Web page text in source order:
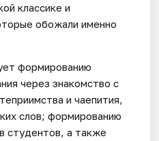
классике и
обожали именно
формированию
через знакомство с
и чаепития,
слов; формированию
студентов, а также